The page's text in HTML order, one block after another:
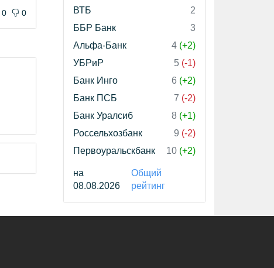
0 0
ВТБ
2
ББР Банк
3
Альфа-Банк
4 (+2)
УБРиР
5 (-1)
Банк Инго
6 (+2)
Банк ПСБ
7 (-2)
Банк Уралсиб
8 (+1)
Россельхозбанк
9 (-2)
Первоуральскбанк
10 (+2)
на
08.08.2026
Общий
рейтинг